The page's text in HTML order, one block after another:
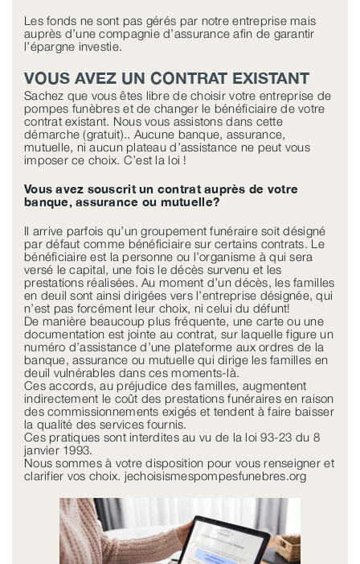
Les fonds ne sont pas gérés par notre entreprise mais
auprès d’une compagnie d’assurance afin de garantir
l’épargne investie.
VOUS AVEZ UN CONTRAT EXISTANT
Sachez que vous êtes libre de choisir votre entreprise de
pompes funèbres et de changer le bénéficiaire de votre
contrat existant. Nous vous assistons dans cette
démarche (gratuit).. Aucune banque, assurance,
mutuelle, ni aucun plateau d’assistance ne peut vous
imposer ce choix. C’est la loi !
Vous avez souscrit un contrat auprès de votre
banque, assurance ou mutuelle?
Il arrive parfois qu’un groupement funéraire soit désigné
par défaut comme bénéficiaire sur certains contrats. Le
bénéficiaire est la personne ou l’organisme à qui sera
versé le capital, une fois le décès survenu et les
prestations réalisées. Au moment d’un décès, les familles
en deuil sont ainsi dirigées vers l’entreprise désignée, qui
n’est pas forcément leur choix, ni celui du défunt!
De manière beaucoup plus fréquente, une carte ou une
documentation est jointe au contrat, sur laquelle figure un
numéro d’assistance d’une plateforme aux ordres de la
banque, assurance ou mutuelle qui dirige les familles en
deuil vulnérables dans ces moments-là.
Ces accords, au préjudice des familles, augmentent
indirectement le coût des prestations funéraires en raison
des commissionnements exigés et tendent à faire baisser
la qualité des services fournis.
Ces pratiques sont interdites au vu de la loi 93-23 du 8
janvier 1993.
Nous sommes à votre disposition pour vous renseigner et
clarifier vos choix. jechoisismespompesfunebres.org